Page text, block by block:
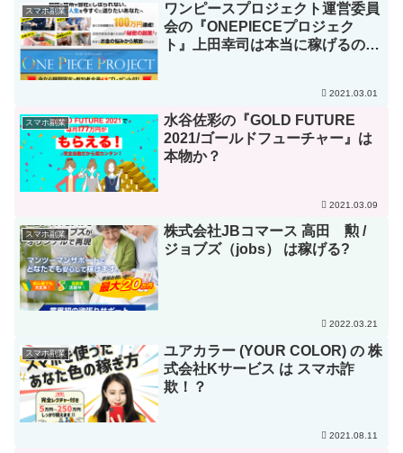
スマホ副業
ワンピースプロジェクト運営委員
会の『ONEPIECEプロジェク
ト』上田幸司は本当に稼げるの
2021.03.01
スマホ副業
水谷佐彩の『GOLD FUTURE
2021/ゴールドフューチャー』は
本物か？
2021.03.09
スマホ副業
株式会社JBコマース 高田 勲 /
ジョブズ（jobs） は稼げる?
2022.03.21
スマホ副業
ユアカラー (YOUR COLOR) の 株
式会社Kサービス は スマホ詐
欺！？
2021.08.11